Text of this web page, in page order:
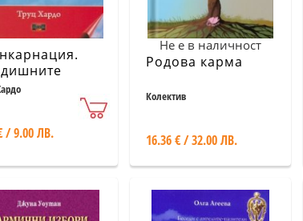
и тяхното
/ 9.00 ЛВ.
Не е в наличност
Родова карма
Колектив
16.36 € / 32.00 ЛВ.